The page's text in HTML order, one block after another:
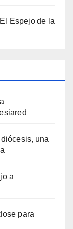
Espejo de la
una
a
para